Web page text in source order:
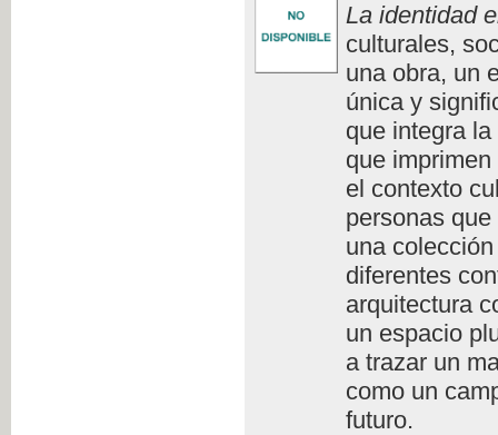
La identidad
culturales,
una obra, un
única y
que integra
que
el contexto
personas
una
diferentes
arquitectura
un espacio
a trazar un
como un
futuro.